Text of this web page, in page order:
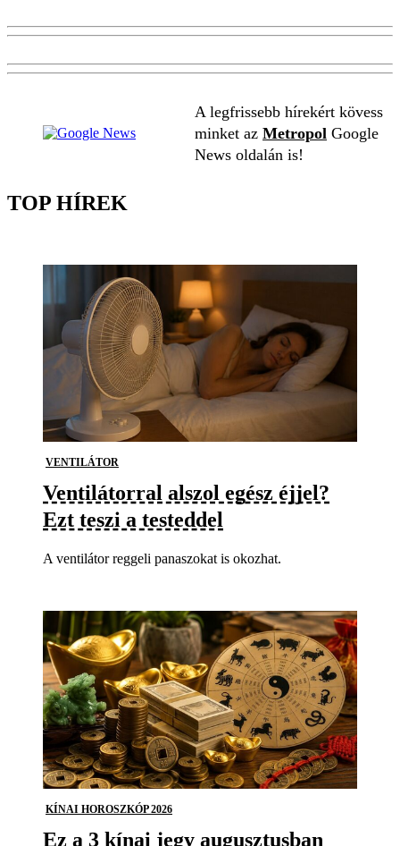
A legfrissebb hírekért kövess
minket az Metropol Google
News oldalán is!
TOP HÍREK
VENTILÁTOR
Ventilátorral alszol egész éjjel?
Ezt teszi a testeddel
A ventilátor reggeli panaszokat is okozhat.
KÍNAI HOROSZKÓP 2026
Ez a 3 kínai jegy augusztusban